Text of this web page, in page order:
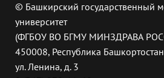
© Башкирский государственный
университет
(ФГБОУ ВО БГМУ МИНЗДРАВА
450008, Республика
ул. Ленина, д. 3